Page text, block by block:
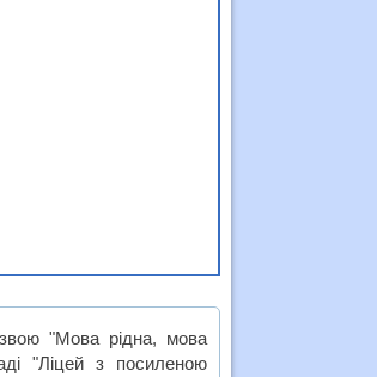
"Мова рідна, мова
"Ліцей з посиленою